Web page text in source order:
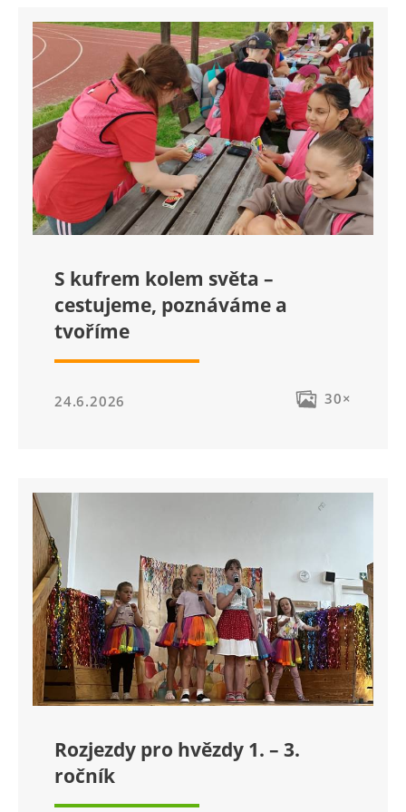
S kufrem kolem světa –
cestujeme, poznáváme a
tvoříme
24.6.2026 30×
Rozjezdy pro hvězdy 1. – 3.
ročník